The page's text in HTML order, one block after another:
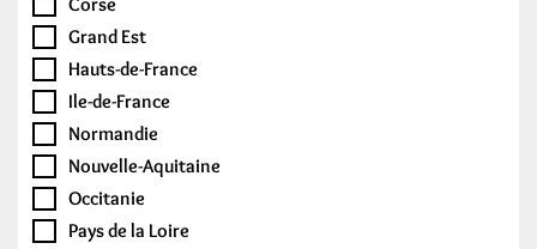
Grand Est
Hauts-de-France
Ile-de-France
Normandie
Nouvelle-Aquitaine
Occitanie
Pays de la Loire